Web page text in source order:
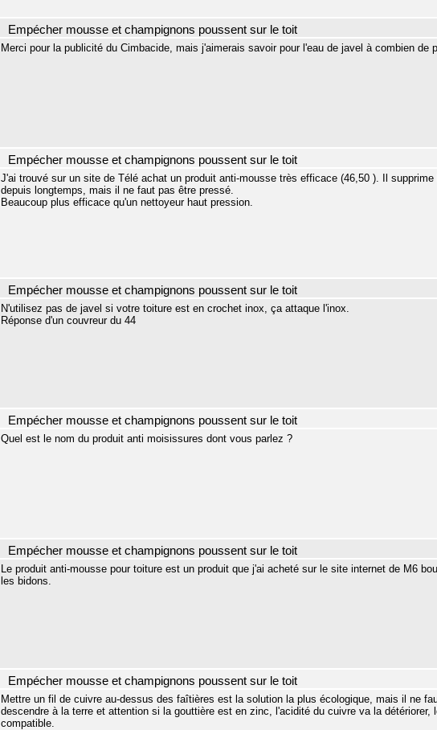
Empécher mousse et champignons poussent sur le toit
Merci pour la publicité du Cimbacide, mais j'aimerais savoir pour l'eau de javel à combien de
Empécher mousse et champignons poussent sur le toit
J'ai trouvé sur un site de Télé achat un produit anti-mousse très efficace (46,50 ). Il
depuis longtemps, mais il ne faut pas être pressé.
Beaucoup plus efficace qu'un nettoyeur haut pression.
Empécher mousse et champignons poussent sur le toit
N'utilisez pas de javel si votre toiture est en crochet inox, ça attaque l'inox.
Réponse d'un couvreur du 44
Empécher mousse et champignons poussent sur le toit
Quel est le nom du produit anti moisissures dont vous parlez ?
Empécher mousse et champignons poussent sur le toit
Le produit anti-mousse pour toiture est un produit que j'ai acheté sur le site internet de M6
les bidons.
Empécher mousse et champignons poussent sur le toit
Mettre un fil de cuivre au-dessus des faîtières est la solution la plus écologique, mais il ne
descendre à la terre et attention si la gouttière est en zinc, l'acidité du cuivre va la
compatible.